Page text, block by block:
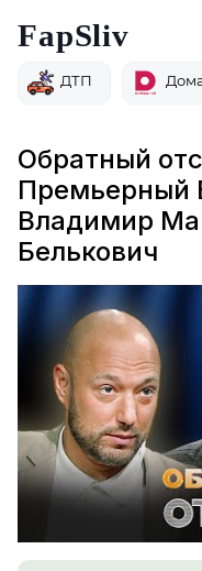
FapSliv
ДТП
Обратный
Премьерный
Владимир
Белькович